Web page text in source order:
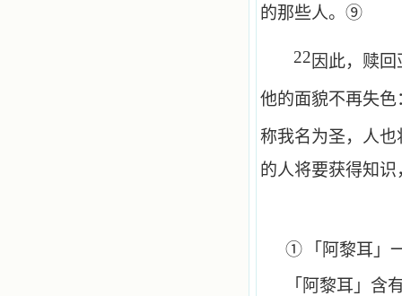
的那些人。⑨
22 因此，赎
他的面貌不再失色
称我名为圣，人
的人将要获得知
①
「阿黎耳
「阿黎耳」含